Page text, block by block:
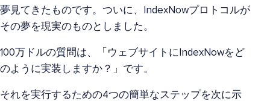
夢見てきたものです。ついに、IndexNowプロトコルが
その夢を現実のものとしました。
100万ドルの質問は、「ウェブサイトにIndexNowをど
のように実装しますか？」です。
それを実行するための4つの簡単なステップを次に示